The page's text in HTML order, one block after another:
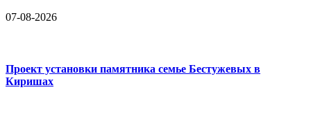
07-08-2026
Проект установки памятника семье Бестужевых в
Киришах